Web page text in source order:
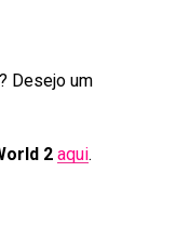
Desejo um
2 aqui.